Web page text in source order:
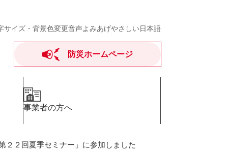
サイズ・背景色変更音声よみあげやさしい日本語
防災ホームページ
事業者の方へ
２２回夏季セミナー」に参加しました